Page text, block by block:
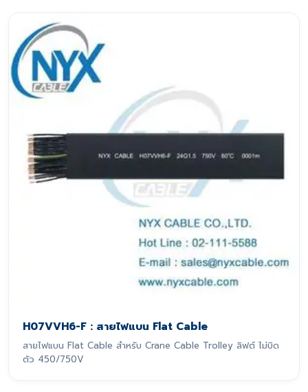
H07VVH6-F : สายไฟแบน Flat Cable
สายไฟแบน Flat Cable สำหรับ Crane Cable Trolley ลิฟต์ ไม่บิด
ตัว 450/750V